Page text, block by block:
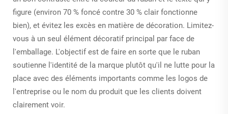
figure (environ 70 % foncé contre 30 % clair fonctionne
bien), et évitez les excès en matière de décoration. Limitez-
vous à un seul élément décoratif principal par face de
l'emballage. L'objectif est de faire en sorte que le ruban
soutienne l'identité de la marque plutôt qu'il ne lutte pour la
place avec des éléments importants comme les logos de
l'entreprise ou le nom du produit que les clients doivent
clairement voir.